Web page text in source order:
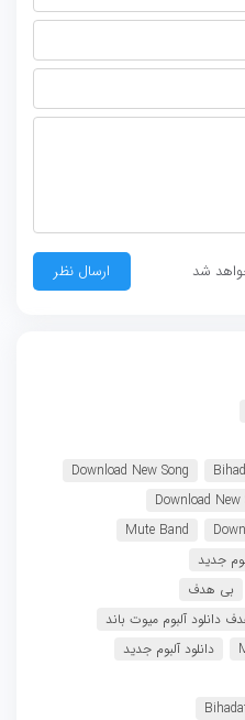
شد
Download New Song
Download
Mute Band
جدید
بی هدف
دانلود آلبوم میوت باند
دانلود آلبوم جدید